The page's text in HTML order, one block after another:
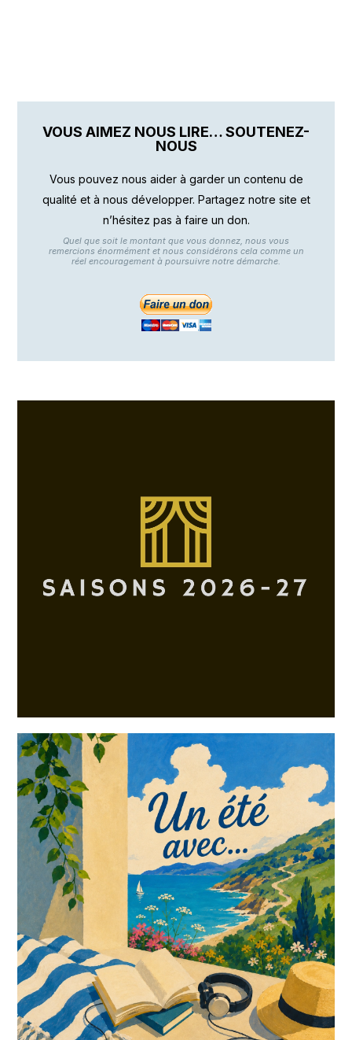
VOUS AIMEZ NOUS LIRE… SOUTENEZ-
NOUS
Vous pouvez nous aider à garder un contenu de
qualité et à nous développer. Partagez notre site et
n’hésitez pas à faire un don.
Quel que soit le montant que vous donnez, nous vous
remercions énormément et nous considérons cela comme un
réel encouragement à poursuivre notre démarche.